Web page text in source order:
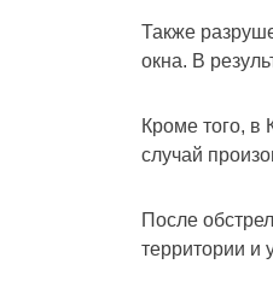
Также
окна. В
Кроме того, в
случай
После
территории и